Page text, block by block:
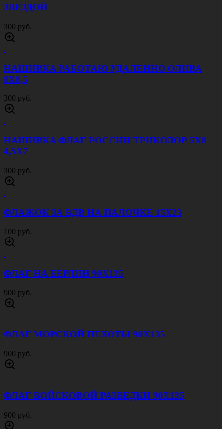
ЗВЕЗДОЙ
300 руб.
НАШИВКА РАБОТАЮ УДАЛЕННО ОЛИВА
8Х8,5
300 руб.
НАШИВКА ФЛАГ РОССИИ ТРИКОЛОР 5Х8
4,5Х7
300 руб.
ФЛАЖОК ЗА ВДВ НА ПАЛОЧКЕ 15Х23
100 руб.
ФЛАГ НА БЕРЛИН 90Х135
900 руб.
ФЛАГ МОРСКОЙ ПЕХОТЫ 90Х135
900 руб.
ФЛАГ ВОЙСКОВОЙ РАЗВЕДКИ 90Х135
900 руб.